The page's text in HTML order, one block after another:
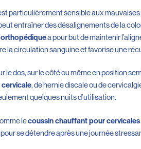
particulièrement sensible aux
entraîner des désalignements de la
a pour but de maintenir
la circulation sanguine et favorise une
le dos, sur le côté ou même en position
, de hernie discale ou de
quelques nuits d’utilisation.
lecoussin chauffant pour
pour se détendre après une journée